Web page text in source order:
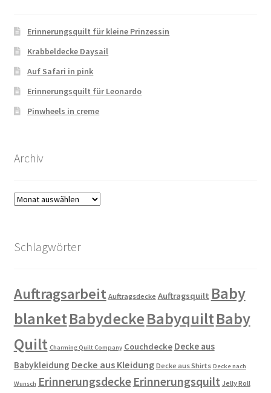
Erinnerungsquilt für kleine Prinzessin
Krabbeldecke Daysail
Auf Safari in pink
Erinnerungsquilt für Leonardo
Pinwheels in creme
Archiv
Archiv
Schlagwörter
Auftragsarbeit Auftragsdecke Auftragsquilt Baby
blanketBabydeckeBabyquiltBaby
Quilt Charming Quilt Company Couchdecke Decke aus
Babykleidung Decke aus Kleidung Decke aus Shirts Decke nach
Wunsch Erinnerungsdecke Erinnerungsquilt Jelly Roll